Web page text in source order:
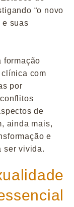
“o novo
e suas
formação
com
por
de
ainda mais,
e
ser vivida.